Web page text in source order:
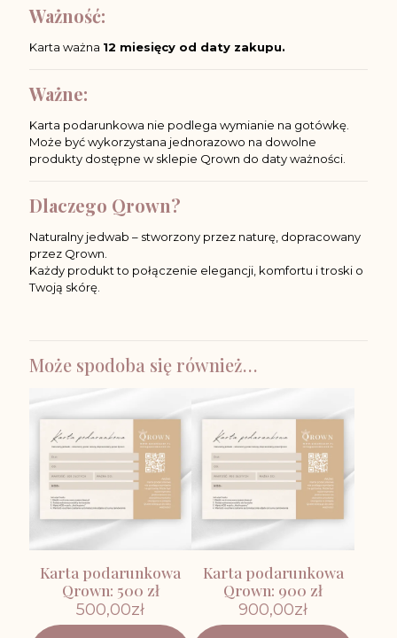
Ważność:
Karta ważna 12 miesięcy od daty zakupu.
Ważne:
Karta podarunkowa nie podlega wymianie na gotówkę.
Może być wykorzystana jednorazowo na dowolne
produkty dostępne w sklepie Qrown do daty ważności.
Dlaczego Qrown?
Naturalny jedwab – stworzony przez naturę, dopracowany
przez Qrown.
Każdy produkt to połączenie elegancji, komfortu i troski o
Twoją skórę.
Może spodoba się również…
Karta podarunkowa
Qrown: 500 zł
500,00zł
Karta podarunkowa
Qrown: 900 zł
900,00zł